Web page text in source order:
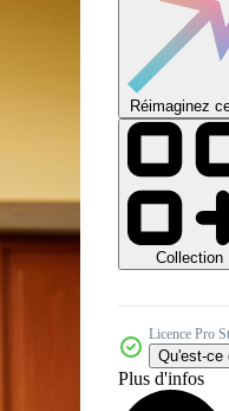
Réimaginez
Collection
Licence Pro
Qu'est-ce
Plus d'infos